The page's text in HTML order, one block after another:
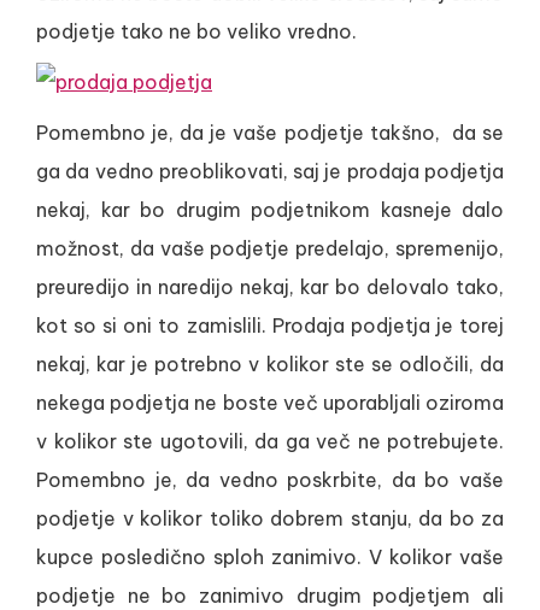
podjetje tako ne bo veliko vredno.
Pomembno je, da je vaše podjetje takšno, da se
ga da vedno preoblikovati, saj je prodaja podjetja
nekaj, kar bo drugim podjetnikom kasneje dalo
možnost, da vaše podjetje predelajo, spremenijo,
preuredijo in naredijo nekaj, kar bo delovalo tako,
kot so si oni to zamislili. Prodaja podjetja je torej
nekaj, kar je potrebno v kolikor ste se odločili, da
nekega podjetja ne boste več uporabljali oziroma
v kolikor ste ugotovili, da ga več ne potrebujete.
Pomembno je, da vedno poskrbite, da bo vaše
podjetje v kolikor toliko dobrem stanju, da bo za
kupce posledično sploh zanimivo. V kolikor vaše
podjetje ne bo zanimivo drugim podjetjem ali